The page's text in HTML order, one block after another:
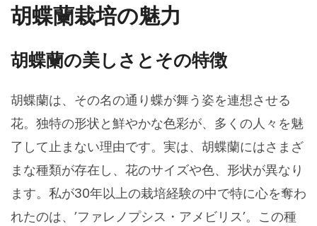
胡蝶蘭栽培の魅力
胡蝶蘭の美しさとその特徴
胡蝶蘭は、その名の通り蝶が舞う姿を連想させる
花。独特の形状と鮮やかな色彩が、多くの人々を魅
了して止まない理由です。実は、胡蝶蘭にはさまざ
まな種類が存在し、花のサイズや色、形状が異なり
ます。私が30年以上の栽培経験の中で特に心を奪わ
れたのは、’ファレノプシス・アメビリス’。この種